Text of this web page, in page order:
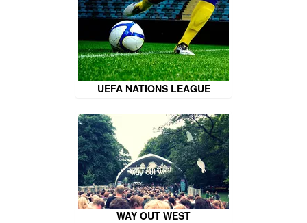
UEFA NATIONS LEAGUE
WAY OUT WEST